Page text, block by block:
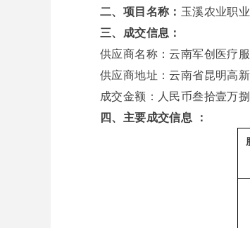
二、 项目名称： 玉溪农业职
三、成交信息：
供应商名称：云南军创医疗
供应商地址：云南省昆明高
成交金额：
人民币叁拾壹万
四、主要成交信息
：